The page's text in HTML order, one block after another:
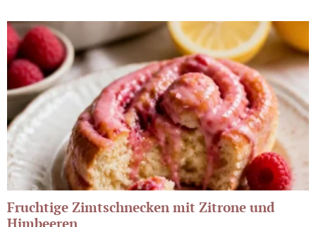
Fruchtige Zimtschnecken mit Zitrone und
Himbeeren